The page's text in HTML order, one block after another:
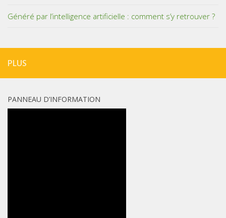
Généré par l’intelligence artificielle : comment s’y retrouver ?
PLUS
PANNEAU D’INFORMATION